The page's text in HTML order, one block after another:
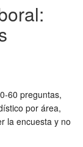
60 preguntas,
por área,
la encuesta y no